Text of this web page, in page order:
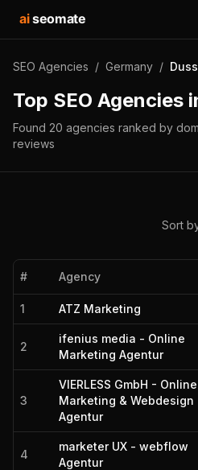
aiseomate
SEO Agencies / Germany /
Top SEO Agencies
Found 20 agencies ranked by
reviews
Sort
# Agency
1
ATZ Marketing
2
ifenius media - Online
Marketing Agentur
3
VIERLESS GmbH - Online
Marketing & Webdesign
Agentur
4
marketer UX - webflow
Agentur